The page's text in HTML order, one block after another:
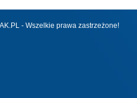
- Wszelkie prawa zastrzeżone!